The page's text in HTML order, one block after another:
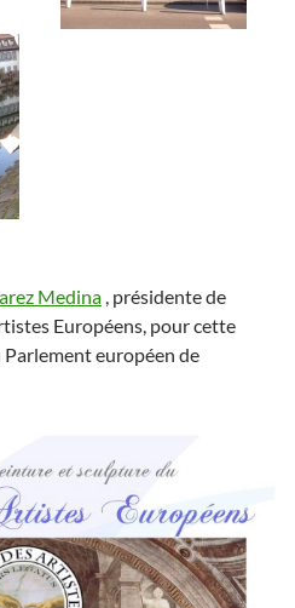
Medina , présidente de
Européens, pour cette
européen de